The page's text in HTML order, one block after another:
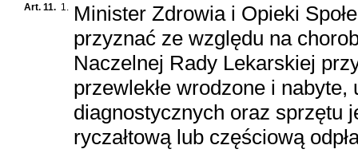
Art. 11. 1.
Minister Zdrowia i Opieki
przyznać ze względu na
Naczelnej Rady Lekarskiej
przewlekłe wrodzone i
diagnostycznych oraz sprzętu
ryczałtową lub częściową